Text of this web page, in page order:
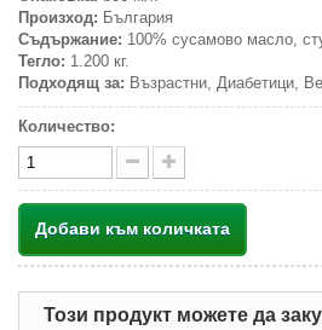
Произход: България
Съдържание: 100% сусамово масло,
Тегло: 1.200 кг.
Подходящ за: Възрастни, Диабетици,
Количество:
Добави към количката
Този продукт можете да